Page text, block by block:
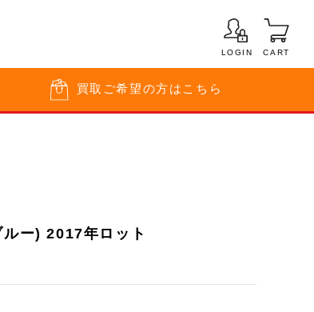
LOGIN CART
買取 ご希望の方はこちら
ルー) 2017年ロット